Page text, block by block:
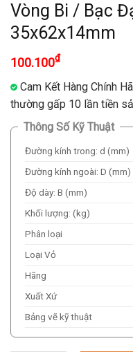
Vòng Bi / Bạc
35x62x14mm
100.100₫
Cam Kết Hàng Chính
thường gấp 10 lần tiền
Thông Số Kỹ Thuật
Đường kính trong: d (mm)
Đường kính ngoài: D (mm)
Độ dày: B (mm)
Khối lượng: (kg)
Phân loại
Loại Vỏ
Hãng
Xuất Xứ
Bảng vẽ kỹ thuật